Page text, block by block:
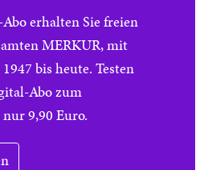
erhalten Sie freien
MERKUR, mit
bis heute. Testen
Abo zum
9,90 Euro.